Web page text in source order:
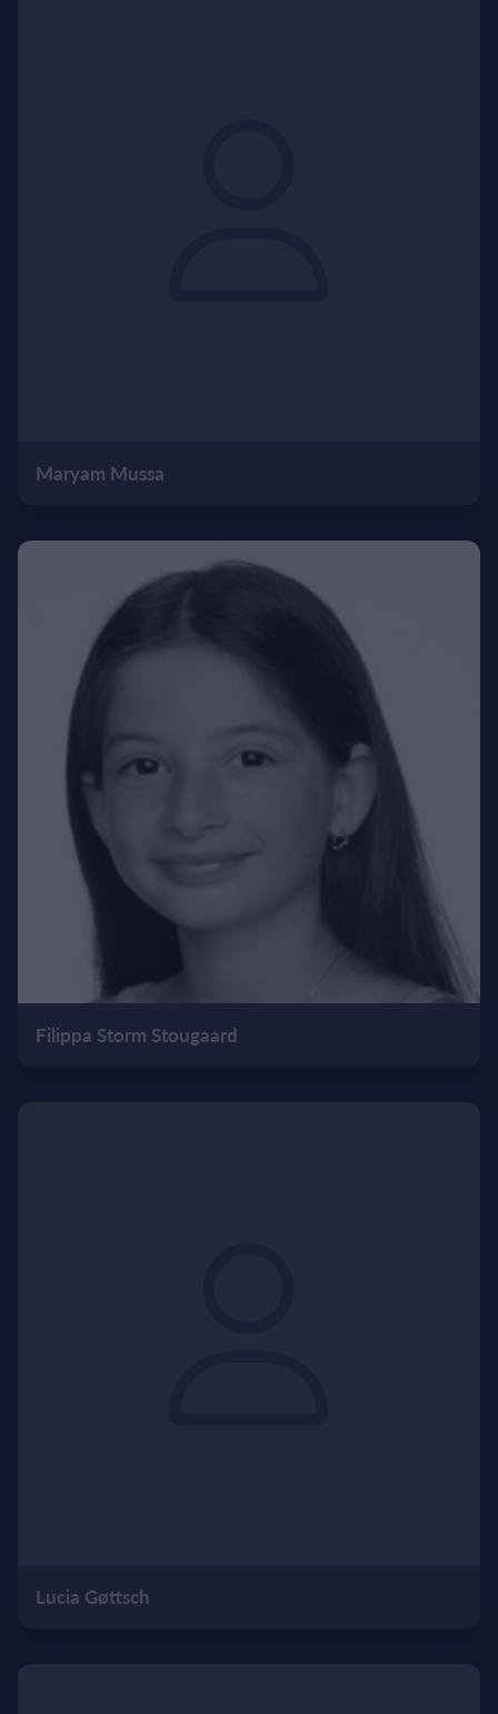
Maryam Mussa
Filippa Storm Stougaard
Lucia Gøttsch